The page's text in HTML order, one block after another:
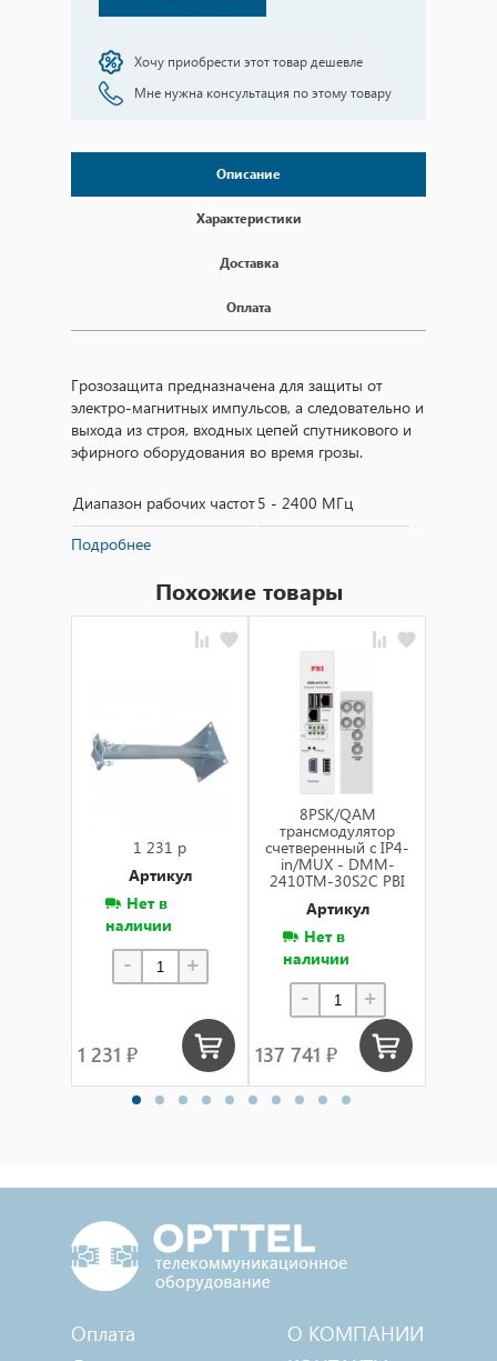
Хочу приобрести этот товар дешевле
Мне нужна консультация по этому товару
Описание
Характеристики
Доставка
Оплата
Грозозащита предназначена для защиты от
электро-магнитных импульсов, а следовательно и
выхода из строя, входных цепей спутникового и
эфирного оборудования во время грозы.
Диапазон рабочих частот5 - 2400 МГц
Материал корпуса
Типы разъемов F-male и F-female
21 х 47 мм
Подробнее
Похожие товары
1 231 p
Артикул
Нет в
наличии
- +
1 231 ₽
8PSK/QAM
трансмодулятор
счетверенный с IP4-
in/MUX - DMM-
2410TM-30S2C PBI
Артикул
Нет в
наличии
- +
137 741 ₽
Оплата
О КОМПАНИИ